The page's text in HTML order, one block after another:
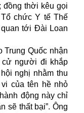
đồng thời kêu gọi
chức Y tế Thế
tới Đài Loan
Quốc nhận
cử người đi khắp
nghị nhằm thu
của tên hề nhỏ
động này chỉ
sẽ thất bại”. Ông